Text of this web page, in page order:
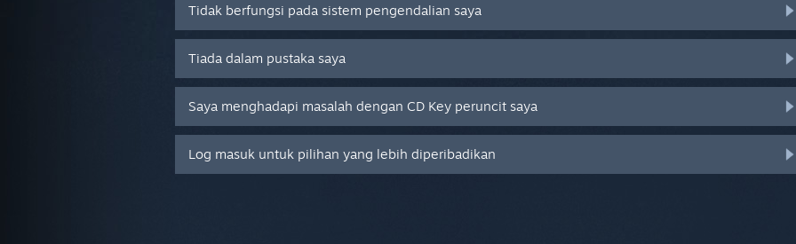
Tidak berfungsi pada sistem pengendalian saya
Tiada dalam pustaka saya
Saya menghadapi masalah dengan CD Key peruncit saya
Log masuk untuk pilihan yang lebih diperibadikan